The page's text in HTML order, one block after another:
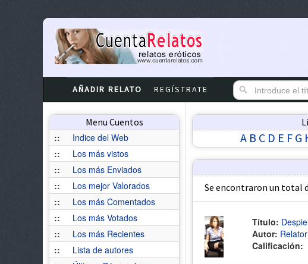
AÑADIR RELATO REGÍSTRATE
Menu Cuentos
::
Indice del Web
::
Los más vistos
::
Los más Enviados
::
Los mejor Valorados
::
Los más Comentados
::
Los más Votados
::
Los más Recientes
::
Lista de autores
A B C D E F G
Se encontraron un total
Título:
Autor:
Calificación: